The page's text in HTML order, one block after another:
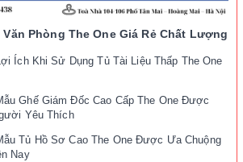
Văn Phòng The One Giá Rẻ Chất Lượng
Ích Khi Sử Dụng Tủ Tài Liệu Thấp The One
Ghế Giám Đốc Cao Cấp The One Được
Yêu Thích
Tủ Hồ Sơ Cao The One Được Ưa Chuộng
Nay